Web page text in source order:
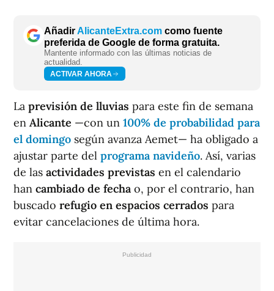
AñadirAlicanteExtra.com como fuente
preferida de Google de forma gratuita.
Mantente informado con las últimas noticias de
actualidad.
ACTIVAR AHORA
La previsión de lluvias para este fin de semana
en Alicante —con un 100% de probabilidad para
el domingo según avanza Aemet— ha obligado a
ajustar parte del programa navideño. Así, varias
de las actividades previstas en el calendario
han cambiado de fecha o, por el contrario, han
buscado refugio en espacios cerrados para
evitar cancelaciones de última hora.